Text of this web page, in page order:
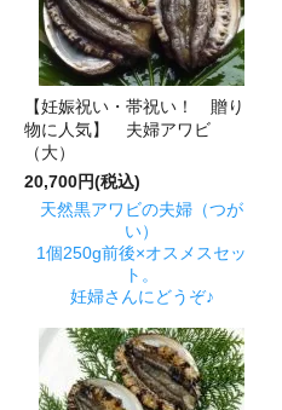
【妊娠祝い・帯祝い！ 贈り
物に人気】 夫婦アワビ
（大）
20,700円(税込)
天然黒アワビの夫婦（つが
い）
1個250g前後×オスメスセッ
ト。
妊婦さんにどうぞ♪